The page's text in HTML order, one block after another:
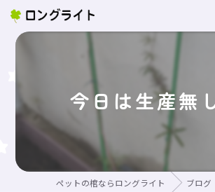
今日は生産無
ペットの棺ならロングライト ブログ